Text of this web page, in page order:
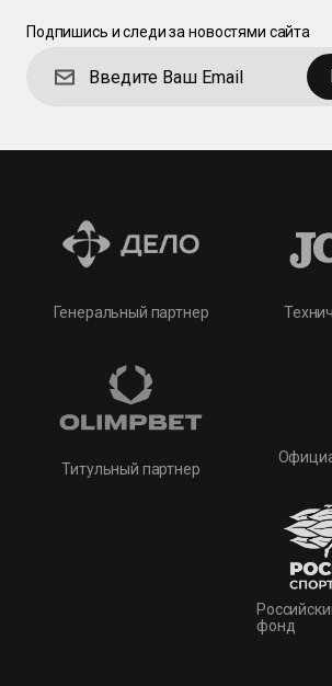
Подпишись и следи за новостями сайта
Генеральный партнер
Титульный партнер
фонд